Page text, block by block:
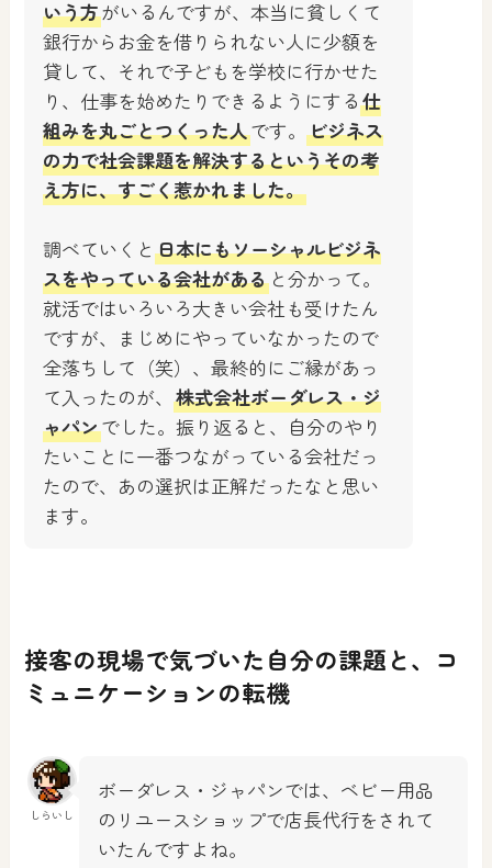
いう方がいるんですが、本当に貧しくて
銀行からお金を借りられない人に少額を
貸して、それで子どもを学校に行かせた
り、仕事を始めたりできるようにする仕
組みを丸ごとつくった人です。ビジネス
の力で社会課題を解決するというその考
え方に、すごく惹かれました。
調べていくと日本にもソーシャルビジネ
スをやっている会社がある と分かって。
就活ではいろいろ大きい会社も受けたん
ですが、まじめにやっていなかったので
全落ちして（笑）、最終的にご縁があっ
て入ったのが、株式会社ボーダレス・ジ
ャパンでした。振り返ると、自分のやり
たいことに一番つながっている会社だっ
たので、あの選択は正解だったなと思い
ます。
接客の現場で気づいた自分の課題と、コ
ミュニケーションの転機
しらいし
ボーダレス・ジャパンでは、ベビー用品
のリユースショップで店長代行をされて
いたんですよね。